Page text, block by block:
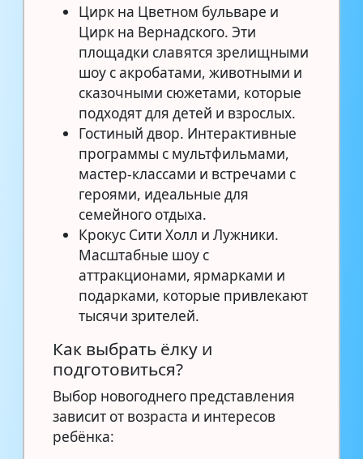
Цирк на Цветном бульваре и
Цирк на Вернадского. Эти
площадки славятся зрелищными
шоу с акробатами, животными и
сказочными сюжетами, которые
подходят для детей и взрослых.
Гостиный двор. Интерактивные
программы с мультфильмами,
мастер-классами и встречами с
героями, идеальные для
семейного отдыха.
Крокус Сити Холл и Лужники.
Масштабные шоу с
аттракционами, ярмарками и
подарками, которые привлекают
тысячи зрителей.
Как выбрать ёлку и
подготовиться?
Выбор новогоднего представления
зависит от возраста и интересов
ребёнка: